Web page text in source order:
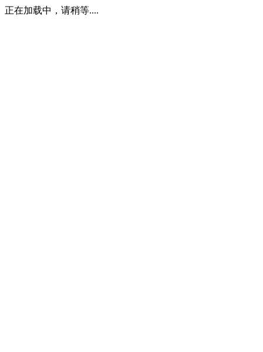
正在加载中，请稍等....